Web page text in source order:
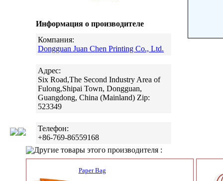
Информация о производителе
Компания:
Dongguan Juan Chen Printing Co., Ltd.
Адрес:
Six Road,The Second Industry Area of
Fulong,Shipai Town, Dongguan,
Guangdong, China (Mainland) Zip:
523349
Телефон:
+86-769-86559168
Другие товары этого производителя :
Paper Bag